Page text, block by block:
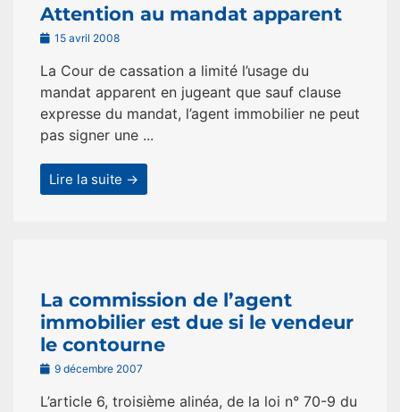
Attention au mandat apparent
15 avril 2008
La Cour de cassation a limité l’usage du
mandat apparent en jugeant que sauf clause
expresse du mandat, l’agent immobilier ne peut
pas signer une ...
Lire la suite →
La commission de l’agent
immobilier est due si le vendeur
le contourne
9 décembre 2007
L’article 6, troisième alinéa, de la loi n° 70-9 du